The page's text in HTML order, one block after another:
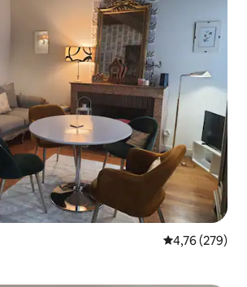
Classificação
4,76 (279)